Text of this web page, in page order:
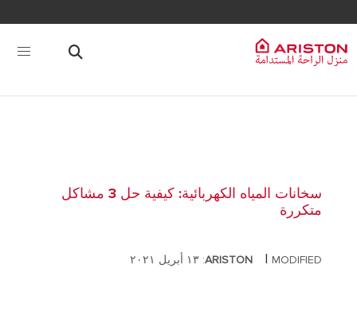
سخانات المياه الكهربائية: كيفية حل 3 مشاكل
متكررة
ARISTON |MODIFIED: ١٣ أبريل ٢٠٢١